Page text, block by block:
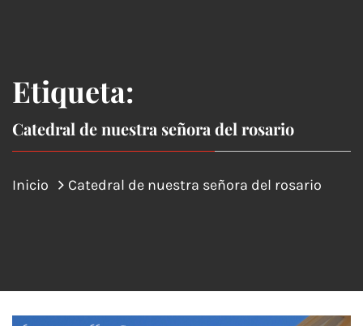
Etiqueta:
Catedral de nuestra señora del rosario
Inicio Catedral de nuestra señora del rosario